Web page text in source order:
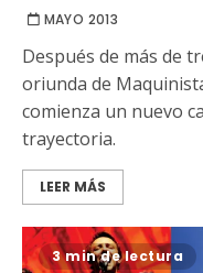
MAYO 2013
Después de más de
oriunda de
comienza un nuevo
trayectoria.
LEER MÁS
3 min de lectura